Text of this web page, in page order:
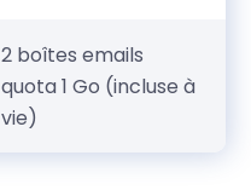
2 boîtes emails
quota 1 Go (incluse à
vie)